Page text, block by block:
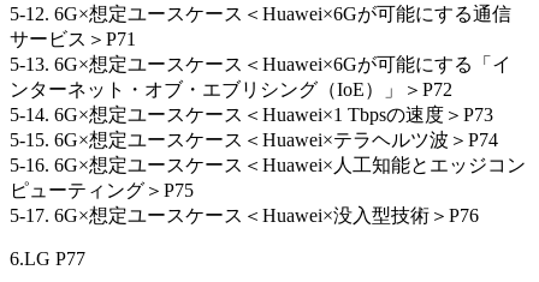
5-12. 6G×想定ユースケース＜Huawei×6Gが可能にする通信
サービス＞P71
5-13. 6G×想定ユースケース＜Huawei×6Gが可能にする「イ
ンターネット・オブ・エブリシング（IoE）」＞P72
5-14. 6G×想定ユースケース＜Huawei×1 Tbpsの速度＞P73
5-15. 6G×想定ユースケース＜Huawei×テラヘルツ波＞P74
5-16. 6G×想定ユースケース＜Huawei×人工知能とエッジコン
ピューティング＞P75
5-17. 6G×想定ユースケース＜Huawei×没入型技術＞P76
6.LG P77